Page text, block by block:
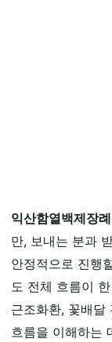
익산함열백제장
만, 보내는 분과
안정적으로 진행
도 전체 흐름이
근조화환, 꽃배달
흐름을 이해하는